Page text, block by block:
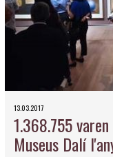
13.03.2017
1.368.755
Museus Dalí